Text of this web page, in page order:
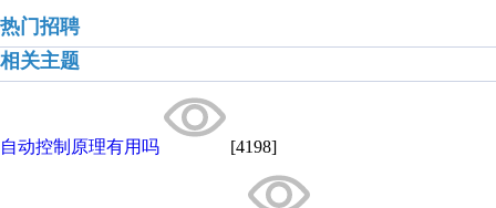
热门招聘
相关主题
自动控制原理有用吗 [4198]